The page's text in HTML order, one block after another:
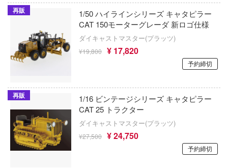
再販
1/50 ハイラインシリーズ キャタピラー
CAT 150モーターグレーダ 新ロゴ仕様
ダイキャストマスター(プラッツ)
¥19,800 ¥ 17,820
予約締切
再販
1/16 ビンテージシリーズ キャタピラー
CAT 25 トラクター
ダイキャストマスター(プラッツ)
¥27,500 ¥ 24,750
予約締切
ダーリン・イン・ザ・フランキス
タイムボカンシリーズ
ダンガンロンパシリーズ
ダンダダン
盾の勇者の成り上がり
ダンジョン飯
86TOYS
AMK(ビーバーコーポレーション)
ATS-MODELS
X-スケールモデルズ(ビーバーコーポレー
AML(ビーバーコーポレーション)
MPC(プラッツ)
AMT(プラッツ)
る (とらぶる)
学の超電磁砲
文芸部!